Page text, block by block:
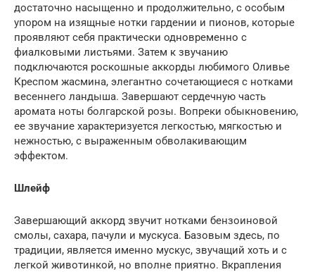
достаточно насыщенно и продолжительно, с особым
упором на изящные нотки гардении и пионов, которые
проявляют себя практически одновременно с
фиалковыми листьями. Затем к звучанию
подключаются роскошные аккорды любимого Оливье
Креспом жасмина, элегантно сочетающиеся с нотками
весеннего ландыша. Завершают сердечную часть
аромата ноты болгарской розы. Вопреки обыкновению,
ее звучание характеризуется легкостью, мягкостью и
нежностью, с выраженным обволакивающим
эффектом.
Шлейф
Завершающий аккорд звучит нотками бензоиновой
смолы, сахара, пачули и мускуса. Базовым здесь, по
традиции, является именно мускус, звучащий хоть и с
легкой животинкой, но вполне приятно. Вкрапления